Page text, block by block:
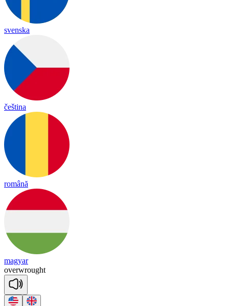
svenska
čeština
română
magyar
overwrought